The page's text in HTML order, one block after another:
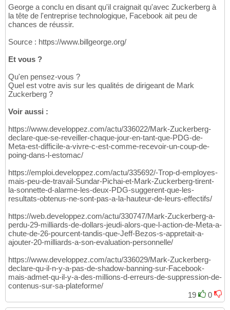
George a conclu en disant qu'il craignait qu'avec Zuckerberg à
la tête de l'entreprise technologique, Facebook ait peu de
chances de réussir.
Source : https://www.billgeorge.org/
Et vous ?
Qu'en pensez-vous ?
Quel est votre avis sur les qualités de dirigeant de Mark
Zuckerberg ?
Voir aussi :
https://www.developpez.com/actu/336022/Mark-Zuckerberg-
declare-que-se-reveiller-chaque-jour-en-tant-que-PDG-de-
Meta-est-difficile-a-vivre-c-est-comme-recevoir-un-coup-de-
poing-dans-l-estomac/
https://emploi.developpez.com/actu/335692/-Trop-d-employes-
mais-peu-de-travail-Sundar-Pichai-et-Mark-Zuckerberg-tirent-
la-sonnette-d-alarme-les-deux-PDG-suggerent-que-les-
resultats-obtenus-ne-sont-pas-a-la-hauteur-de-leurs-effectifs/
https://web.developpez.com/actu/330747/Mark-Zuckerberg-a-
perdu-29-milliards-de-dollars-jeudi-alors-que-l-action-de-Meta-a-
chute-de-26-pourcent-tandis-que-Jeff-Bezos-s-appretait-a-
ajouter-20-milliards-a-son-evaluation-personnelle/
https://www.developpez.com/actu/336029/Mark-Zuckerberg-
declare-qu-il-n-y-a-pas-de-shadow-banning-sur-Facebook-
mais-admet-qu-il-y-a-des-millions-d-erreurs-de-suppression-de-
contenus-sur-sa-plateforme/
19
0